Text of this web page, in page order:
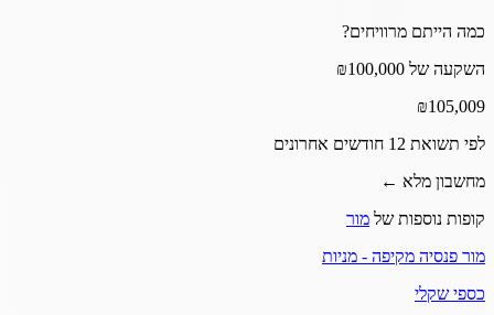
כמה הייתם מרוויחים?
השקעה של ₪100,000
₪105,009
לפי תשואת 12 חודשים אחרונים
מחשבון מלא ←
קופות נוספות של מור
מור פנסיה מקיפה - מניות
כספי שקלי